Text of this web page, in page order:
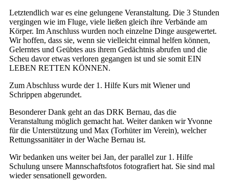
Letztendlich war es eine gelungene Veranstaltung. Die 3 Stunden
vergingen wie im Fluge, viele ließen gleich ihre Verbände am
Körper. Im Anschluss wurden noch einzelne Dinge ausgewertet.
Wir hoffen, dass sie, wenn sie vielleicht einmal helfen können,
Gelerntes und Geübtes aus ihrem Gedächtnis abrufen und die
Scheu davor etwas verloren gegangen ist und sie somit EIN
LEBEN RETTEN KÖNNEN.
Zum Abschluss wurde der 1. Hilfe Kurs mit Wiener und
Schrippen abgerundet.
Besonderer Dank geht an das DRK Bernau, das die
Veranstaltung möglich gemacht hat. Weiter danken wir Yvonne
für die Unterstützung und Max (Torhüter im Verein), welcher
Rettungssanitäter in der Wache Bernau ist.
Wir bedanken uns weiter bei Jan, der parallel zur 1. Hilfe
Schulung unsere Mannschaftsfotos fotografiert hat. Sie sind mal
wieder sensationell geworden.